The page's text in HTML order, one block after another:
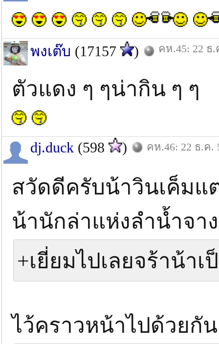
พงเต๊บ (17157 ) คห.45: 22 ธ.
ตัวแดง ๆ ๆน่ากิน ๆ ๆ
dj.duck (598 ) คห.46: 22 ธ.ค.
สวัดดีครับน้าวินเค็มแ
น้านักล่าแห่งลำน้ำจา
+เยี่ยมไปเลยจร้าน้าเ
ไว้คราวหน้าไปด้วยกั